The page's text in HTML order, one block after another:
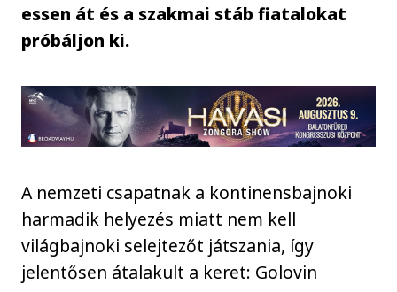
essen át és a szakmai stáb fiatalokat
próbáljon ki.
A nemzeti csapatnak a kontinensbajnoki
harmadik helyezés miatt nem kell
világbajnoki selejtezőt játszania, így
jelentősen átalakult a keret: Golovin